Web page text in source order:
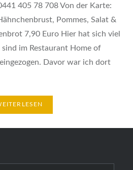
405 78 708 Von der Karte:
Pommes, Salat &
7,90 Euro Hier hat sich viel
im Restaurant Home of
Davor war ich dort